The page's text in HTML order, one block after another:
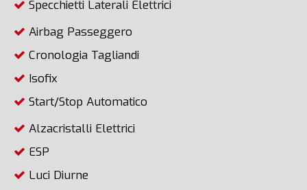
Specchietti Laterali Elettrici
Airbag Passeggero
Cronologia Tagliandi
Isofix
Start/Stop Automatico
Alzacristalli Elettrici
ESP
Luci Diurne